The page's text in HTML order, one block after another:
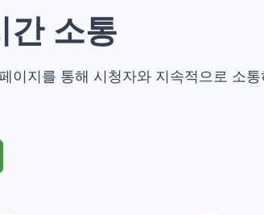
간 소통
이지를 통해 시청자와 지속적으로 소